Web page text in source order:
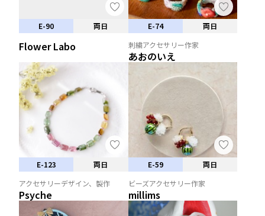
E-90 両日
Flower Labo
E-74
両日
刺繍アクセサリー作家
あおのいえ
E-123
両日
アクセサリーデザイン、製作
Psyche
E-59
両日
ビーズアクセサリー作家
millims